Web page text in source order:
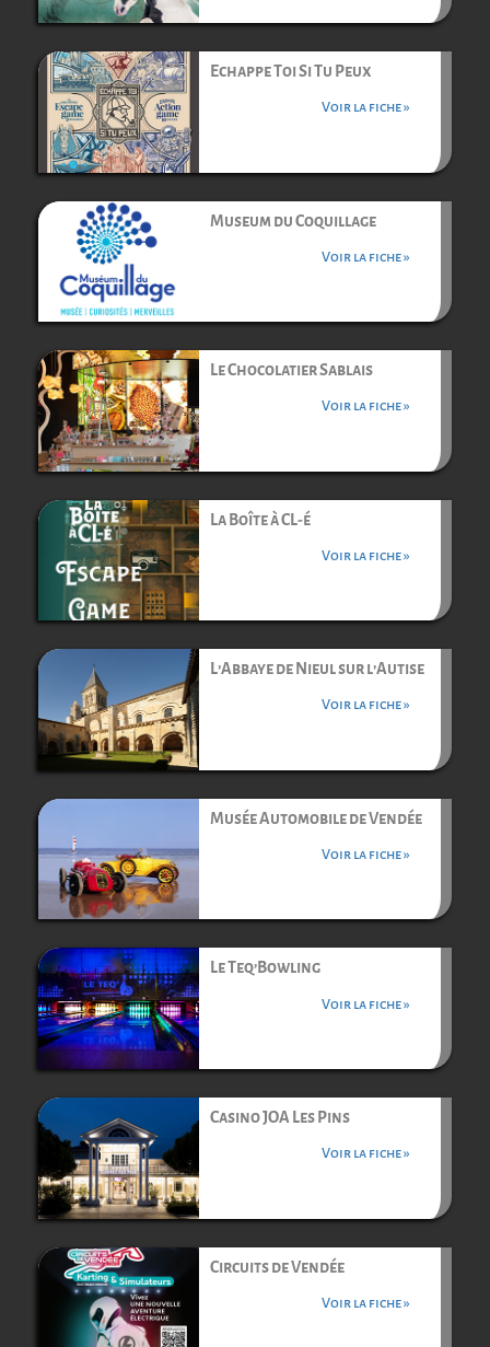
Echappe Toi Si Tu Peux
Voir la fiche »
Museum du Coquillage
Voir la fiche »
Le Chocolatier Sablais
Voir la fiche »
La Boîte à CL-é
Voir la fiche »
L’Abbaye de Nieul sur l’Autise
Voir la fiche »
Musée Automobile de Vendée
Voir la fiche »
Le Teq’Bowling
Voir la fiche »
Casino JOA Les Pins
Voir la fiche »
Circuits de Vendée
Voir la fiche »